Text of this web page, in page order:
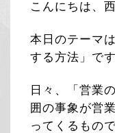
こんにちは、
本日のテーマ
する方法」です
日々、「営業
囲の事象が営
ってくるもので